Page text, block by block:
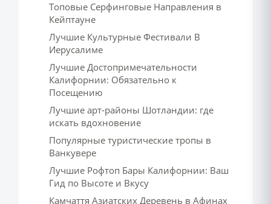
Топовые Серфинговые Направления в
Кейптауне
Лучшие Культурные Фестивали В
Иерусалиме
Лучшие Достопримечательности
Калифорнии: Обязательно к
Посещению
Лучшие арт-районы Шотландии: где
искать вдохновение
Популярные туристические тропы в
Ванкувере
Лучшие Рофтоп Бары Калифорнии: Ваш
Гид по Высоте и Вкусу
Камчаття Азиатских Деревень в Афинах